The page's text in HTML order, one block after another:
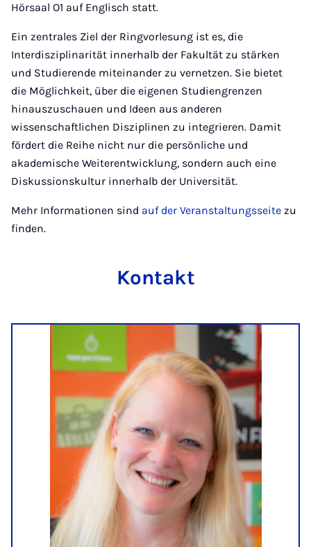
Hörsaal O1 auf Englisch statt.
Ein zentrales Ziel der Ringvorlesung ist es, die
Interdisziplinarität innerhalb der Fakultät zu stärken
und Studierende miteinander zu vernetzen. Sie bietet
die Möglichkeit, über die eigenen Studiengrenzen
hinauszuschauen und Ideen aus anderen
wissenschaftlichen Disziplinen zu integrieren. Damit
fördert die Reihe nicht nur die persönliche und
akademische Weiterentwicklung, sondern auch eine
Diskussionskultur innerhalb der Universität.
Mehr Informationen sind auf der Veranstaltungsseite zu
finden.
Kontakt